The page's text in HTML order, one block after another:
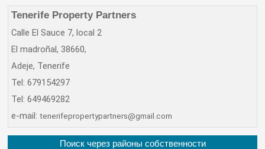
Tenerife Property Partners
Calle El Sauce 7, local 2
El madroñal, 38660,
Adeje, Tenerife
Tel: 679154297
Tel: 649469282
e-mail: tenerifepropertypartners@gmail.com
Поиск через районы собственности